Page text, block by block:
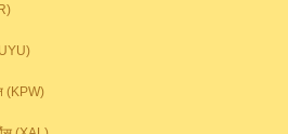
(KPW)